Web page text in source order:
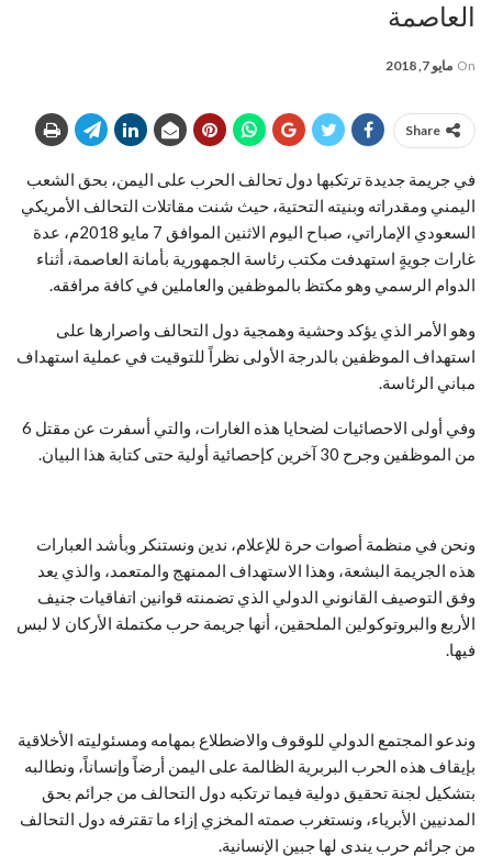
العاصمة
On مايو 7, 2018
Share
في جريمة جديدة ترتكبها دول تحالف الحرب على اليمن، بحق الشعب
اليمني ومقدراته وبنيته التحتية، حيث شنت مقاتلات التحالف الأمريكي
السعودي الإماراتي، صباح اليوم الاثنين الموافق 7 مايو 2018م، عدة
غارات جويةٍ استهدفت مكتب رئاسة الجمهورية بأمانة العاصمة، أثناء
الدوام الرسمي وهو مكتظ بالموظفين والعاملين في كافة مرافقه.
وهو الأمر الذي يؤكد وحشية وهمجية دول التحالف واصرارها على
استهداف الموظفين بالدرجة الأولى نظراً للتوقيت في عملية استهداف
مباني الرئاسة.
وفي أولى الاحصائيات لضحايا هذه الغارات، والتي أسفرت عن مقتل 6
من الموظفين وجرح 30 آخرين كإحصائية أولية حتى كتابة هذا البيان.
ونحن في منظمة أصوات حرة للإعلام، ندين ونستنكر وبأشد العبارات
هذه الجريمة البشعة، وهذا الاستهداف الممنهج والمتعمد، والذي يعد
وفق التوصيف القانوني الدولي الذي تضمنته قوانين اتفاقيات جنيف
الأربع والبروتوكولين الملحقين، أنها جريمة حرب مكتملة الأركان لا لبس
فيها.
وندعو المجتمع الدولي للوقوف والاضطلاع بمهامه ومسئوليته الأخلاقية
بإيقاف هذه الحرب البربرية الظالمة على اليمن أرضاً وإنساناً، ونطالبه
بتشكيل لجنة تحقيق دولية فيما ترتكبه دول التحالف من جرائم بحق
المدنيين الأبرياء، ونستغرب صمته المخزي إزاء ما تقترفه دول التحالف
من جرائم حرب يندى لها جبين الإنسانية.